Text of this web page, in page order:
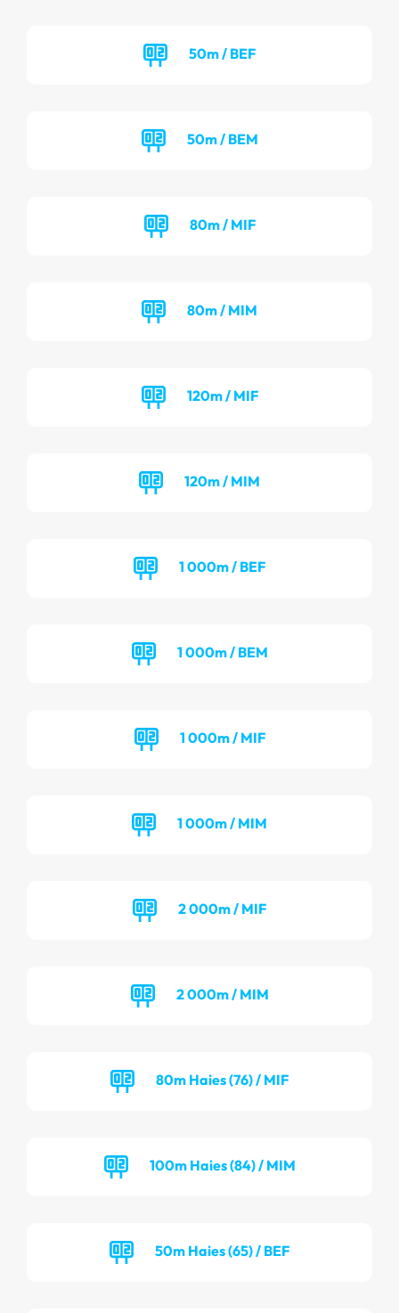
50m / BEF
50m / BEM
80m / MIF
80m / MIM
120m / MIF
120m / MIM
1 000m / BEF
1 000m / BEM
1 000m / MIF
1 000m / MIM
2 000m / MIF
2 000m / MIM
80m Haies (76) / MIF
100m Haies (84) / MIM
50m Haies (65) / BEF